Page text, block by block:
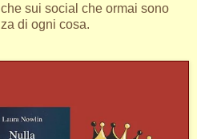
sui social che ormai sono
di ogni cosa.